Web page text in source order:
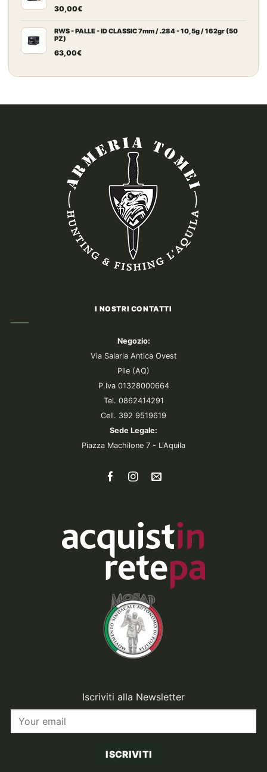
30,00€
RWS - PALLE - ID CLASSIC 7mm / .284 - 10,5g / 162gr (50
PZ)
63,00€
I NOSTRI CONTATTI
Negozio:
Via Salaria Antica Ovest
Pile (AQ)
P.Iva 01328000664
Tel. 0862414291
Cell. 392 9519619
Sede Legale:
Piazza Machilone 7 - L'Aquila
Iscriviti alla Newsletter
ISCRIVITI